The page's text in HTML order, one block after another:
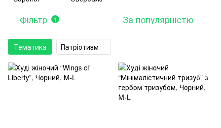
Фільтр 1 За популярністю
Тематика Патріотизм